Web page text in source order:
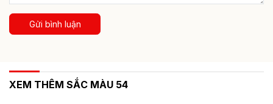
Gửi bình luận
XEM THÊM SẮC MÀU 54